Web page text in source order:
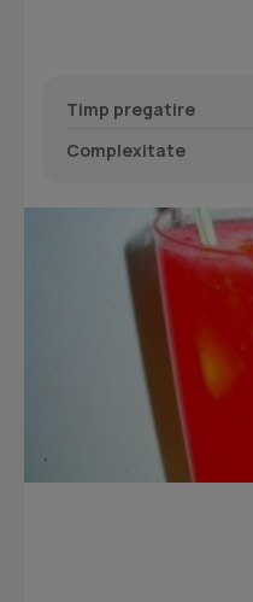
Timp pregatire
Complexitate